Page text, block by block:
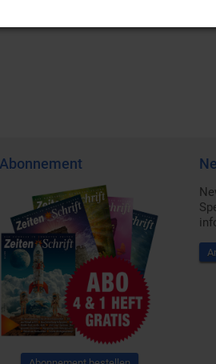
Abonnement